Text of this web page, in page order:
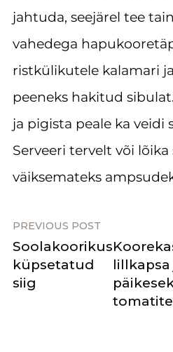
jahtuda, seejärel tee
vahedega
ristkülikutele kalamari
peeneks hakitud
ja pigista peale ka veidi
Serveeri tervelt või lõika
väiksemateks
PREVIOUS POST
Soolakoorikus
küpsetatud
siig
lillkapsa